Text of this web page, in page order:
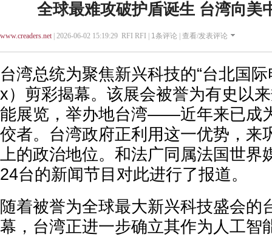
全球最难攻破护盾诞生 台湾向美
www.creaders.net| 2026-06-02 15:19:29 RFI RFI | 1条评论 | 查看/发表评论
台湾总统为聚焦新兴科技的“台北国
x）剪彩揭幕。该展会被誉为有史以
能展览，举办地台湾——近年来已成
佼者。台湾政府正利用这一优势，来
上的政治地位。和法广同属法国世界
24台的新闻节目对此进行了报道。
随着被誉为全球最大新兴科技盛会的
幕，台湾正进一步确立其作为人工智